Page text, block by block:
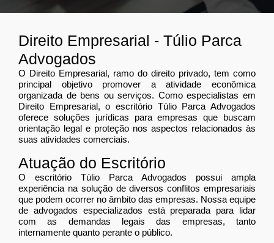
Direito Empresarial - Túlio Parca
Advogados
O Direito Empresarial, ramo do direito privado, tem como
principal objetivo promover a atividade econômica
organizada de bens ou serviços. Como especialistas em
Direito Empresarial, o escritório Túlio Parca Advogados
oferece soluções jurídicas para empresas que buscam
orientação legal e proteção nos aspectos relacionados às
suas atividades comerciais.
Atuação do Escritório
O escritório Túlio Parca Advogados possui ampla
experiência na solução de diversos conflitos empresariais
que podem ocorrer no âmbito das empresas. Nossa equipe
de advogados especializados está preparada para lidar
com as demandas legais das empresas, tanto
internamente quanto perante o público.